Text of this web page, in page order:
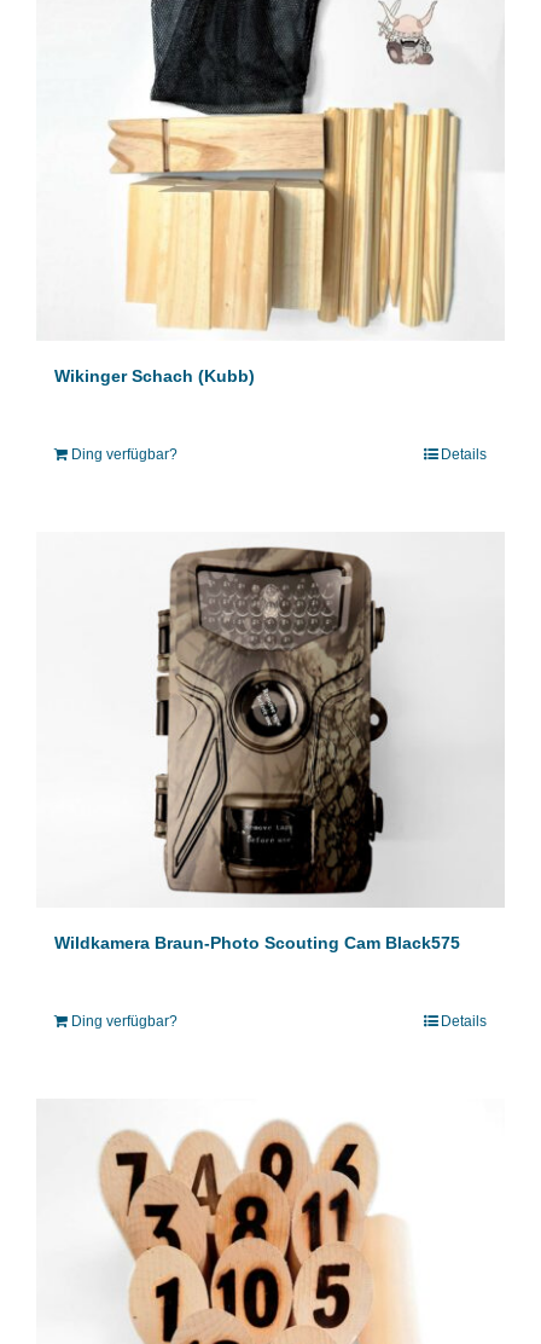
Wikinger Schach (Kubb)
Ding verfügbar? Details
Wildkamera Braun-Photo Scouting Cam Black575
Ding verfügbar? Details